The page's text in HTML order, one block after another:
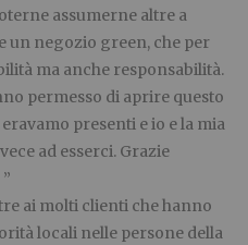
assumerne altre a
un negozio green, che per
ma anche responsabilità.
permesso di aprire questo
presenti e io e la mia
ad esserci. Grazie
ai molti clienti che hanno
locali nelle persone della